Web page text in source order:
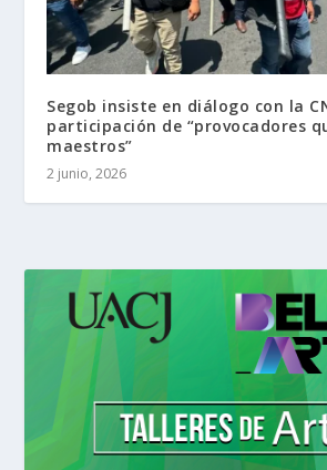
Segob insiste en diálogo con la
participación de “provocadores
maestros”
2 junio, 2026